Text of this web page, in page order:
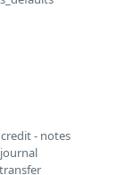
credit - notes